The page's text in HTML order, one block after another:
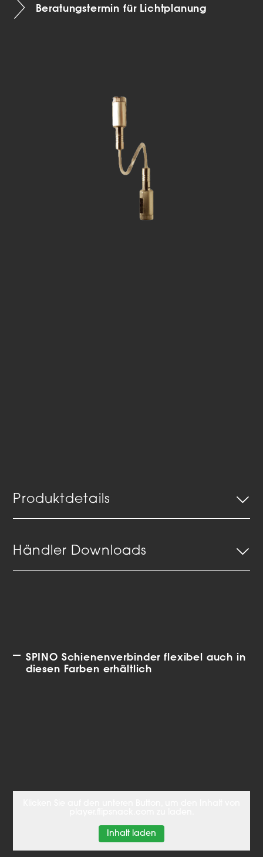
Beratungstermin für Lichtplanung
Produktdetails
Händler Downloads
SPINO Schienenverbinder flexibel auch in
diesen Farben erhältlich
Inhalt laden